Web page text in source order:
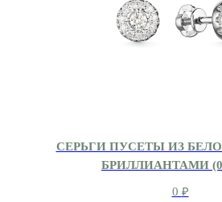
СЕРЬГИ ПУСЕТЫ ИЗ
БРИЛЛИАНТАМИ
0 ₽